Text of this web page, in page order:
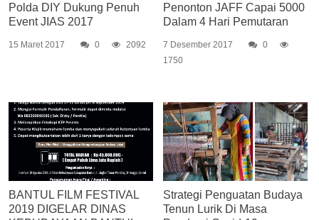
Polda DIY Dukung Penuh
Event JIAS 2017
15 Maret 2017 0 2092
Penonton JAFF Capai 5000
Dalam 4 Hari Pemutaran
7 Desember 2017
0
1750
BANTUL FILM FESTIVAL
2019 DIGELAR DINAS
Strategi Penguatan Budaya
Tenun Lurik Di Masa